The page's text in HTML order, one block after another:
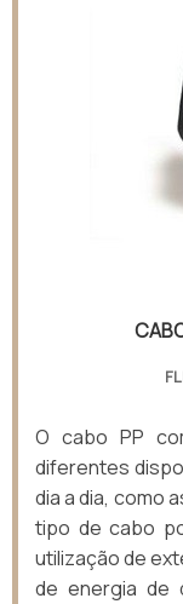
O cabo PP
diferentes
dia a dia, como
tipo de cabo
utilização de
de energia de